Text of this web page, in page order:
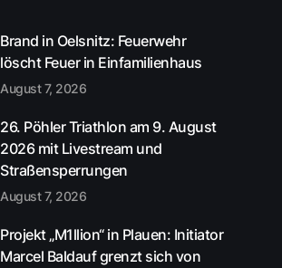
Brand in Oelsnitz: Feuerwehr
löscht Feuer in Einfamilienhaus
August 7, 2026
26. Pöhler Triathlon am 9. August
2026 mit Livestream und
Straßensperrungen
August 7, 2026
Projekt „M1llion“ in Plauen: Initiator
Marcel Baldauf grenzt sich von